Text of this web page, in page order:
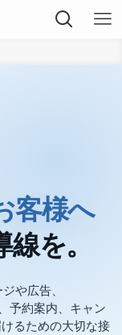
客様へ
を。
や広告、
予約案内、キャン
るための大切な接